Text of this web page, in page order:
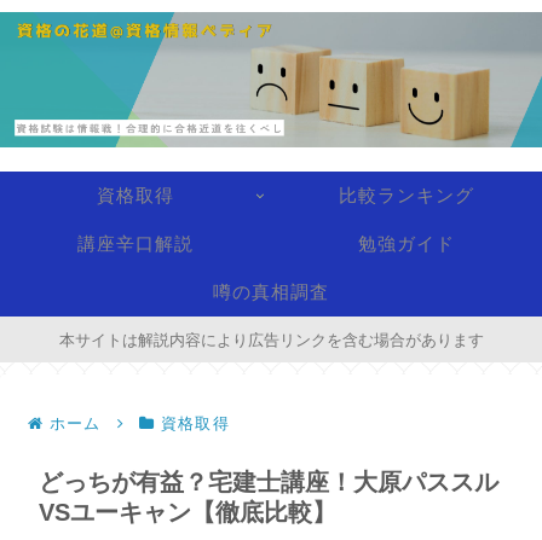
資格取得 比較ランキング
講座辛口解説 勉強ガイド
噂の真相調査
本サイトは解説内容により広告リンクを含む場合があります
ホーム 資格取得
どっちが有益？宅建士講座！大原パススル
VSユーキャン【徹底比較】